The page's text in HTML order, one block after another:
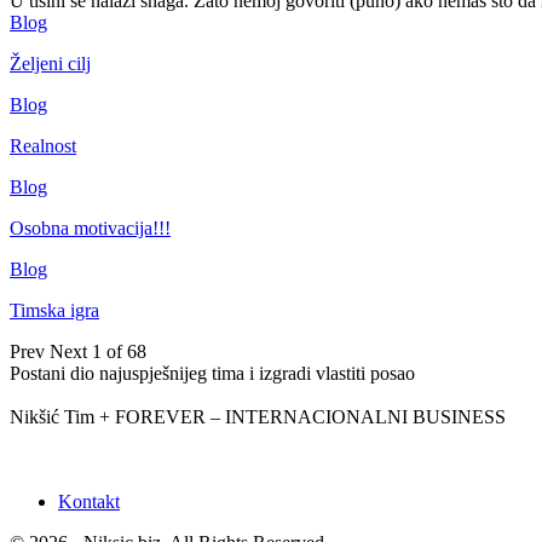
Blog
Željeni cilj
Blog
Realnost
Blog
Osobna motivacija!!!
Blog
Timska igra
Prev Next 1 of 68
Postani dio najuspješnijeg tima i izgradi vlastiti posao
Nikšić Tim + FOREVER – INTERNACIONALNI BUSINESS
Kontakt